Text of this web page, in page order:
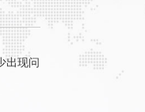
出现问